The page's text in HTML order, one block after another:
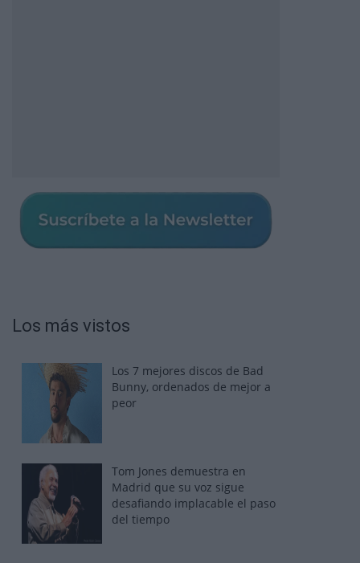
Los más vistos
Los 7 mejores discos de Bad
Bunny, ordenados de mejor a
peor
Tom Jones demuestra en
Madrid que su voz sigue
desafiando implacable el paso
del tiempo